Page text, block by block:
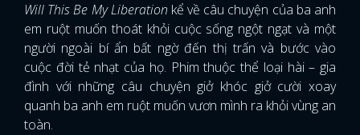
Will This Be My Liberation kể về câu chuyện của ba anh
em ruột muốn thoát khỏi cuộc sống ngột ngạt và một
người ngoài bí ẩn bất ngờ đến thị trấn và bước vào
cuộc đời tẻ nhạt của họ. Phim thuộc thể loại hài – gia
đình với những câu chuyện giở khóc giở cười xoay
quanh ba anh em ruột muốn vươn mình ra khỏi vùng an
toàn.